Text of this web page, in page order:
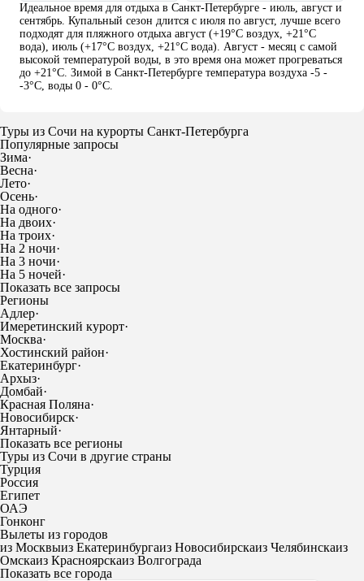
Идеальное время для отдыха в Санкт-Петербурге - июль, август и
сентябрь. Купальный сезон длится с июля по август, лучше всего
подходят для пляжного отдыха август (+19°C воздух, +21°C
вода), июль (+17°C воздух, +21°C вода). Август - месяц с самой
высокой температурой воды, в это время она может прогреваться
до +21°C. Зимой в Санкт-Петербурге температура воздуха -5 -
-3°C, воды 0 - 0°C.
Туры из Сочи на курорты Санкт-Петербурга
Популярные запросы
Зима·
Весна·
Лето·
Осень·
На одного·
На двоих·
На троих·
На 2 ночи·
На 3 ночи·
На 5 ночей·
Показать все запросы
Регионы
Адлер·
Имеретинский курорт·
Москва·
Хостинский район·
Екатеринбург·
Архыз·
Домбай·
Красная Поляна·
Новосибирск·
Янтарный·
Показать все регионы
Туры из Сочи в другие страны
Турция
Россия
Египет
ОАЭ
Гонконг
Вылеты из городов
из Москвыиз Екатеринбургаиз Новосибирскаиз Челябинскаиз
Омскаиз Красноярскаиз Волгограда
Показать все города